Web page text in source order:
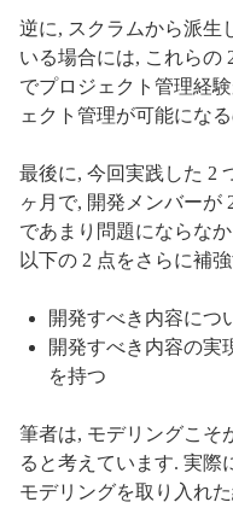
逆に, スクラムから派生
いる場合には, これらの
でプロジェクト管理経
ェクト管理が可能にな
最後に, 今回実践した 2
ヶ月で, 開発メンバーが
であまり問題にならな
以下の 2 点をさらに補
開発すべき内容につ
開発すべき内容の実
を持つ
筆者は, モデリングこそ
ると考えています. 実際
モデリングを取り入れ